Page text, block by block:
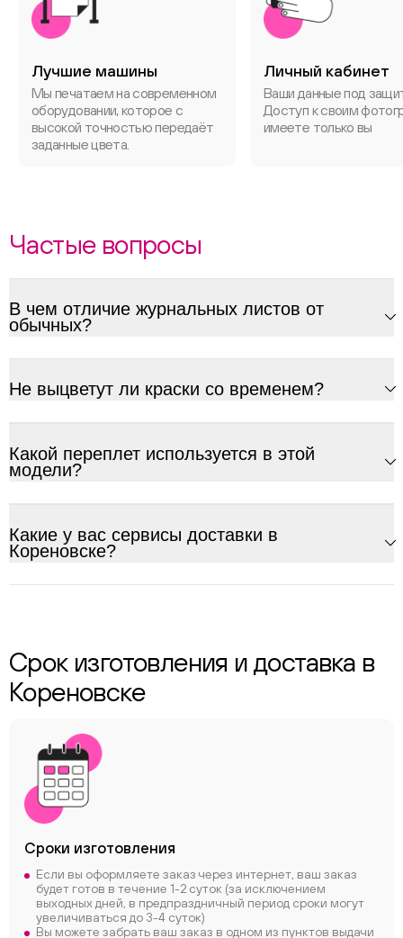
Лучшие машины
Мы печатаем на современном
оборудовании, которое с
высокой точностью передаёт
заданные цвета.
Личный кабинет
Ваши данные под
Доступ к своим
имеете только вы
Частые вопросы
В чем отличие журнальных листов от
обычных?
Не выцветут ли краски со временем?
Какой переплет используется в этой
модели?
Какие у вас сервисы доставки в
Кореновске?
Срок изготовления и доставка в
Кореновске
Сроки изготовления
Если вы оформляете заказ через интернет, ваш заказ
будет готов в течение 1-2 суток (за исключением
выходных дней, в предпраздничный период сроки могут
увеличиваться до 3-4 суток)
Вы можете забрать ваш заказ в одном из пунктов выдачи